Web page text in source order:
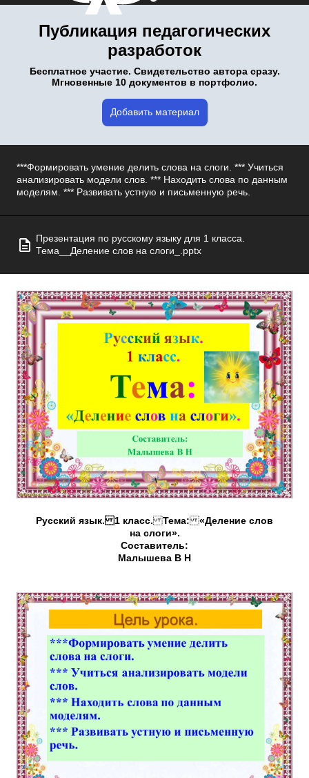
Публикация педагогических
разработок
Бесплатное участие. Свидетельство автора сразу.
Мгновенные 10 документов в портфолио.
Добавить материал
***Формировать умение делить слова на слоги. *** Учиться
анализировать модели слов. *** Находить слова по данным
моделям. *** Развивать устную и письменную речь.
Презентация по русскому языку для 1 класса.
Тема__Деление слов на слоги_.pptx
Русский язык. 1 класс. Тема:
«Деление слов
на слоги».
Составитель:
Малышева В Н